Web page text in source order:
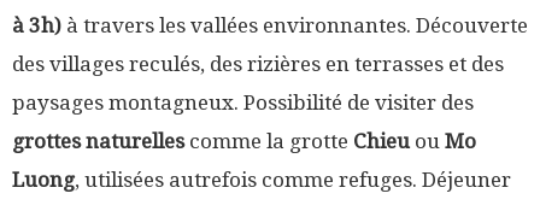
à 3h) à travers les vallées environnantes. Découverte
des villages reculés, des rizières en terrasses et des
paysages montagneux. Possibilité de visiter des
grottes naturellescomme la grotte Chieuou Mo
Luong, utilisées autrefois comme refuges. Déjeuner